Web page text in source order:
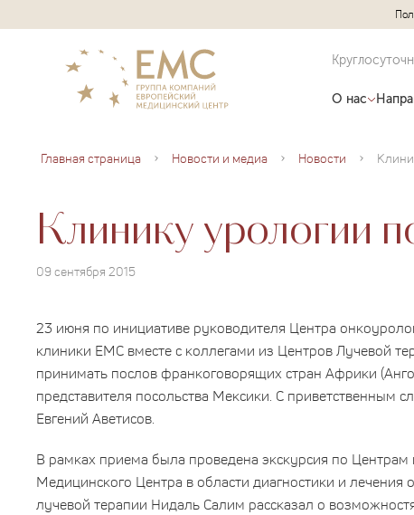
О нас
Главная страница Новости и медиа Новости
Клинику урологии
09 сентября 2015
23 июня по инициативе руководителя Центра
клиники EMC вместе с коллегами из Центров Лучевой
принимать послов франкоговорящих стран Африки
представителя посольства Мексики. С приветственным
Евгений Аветисов.
В рамках приема была проведена экскурсия по
Медицинского Центра в области диагностики и
лучевой терапии Нидаль Салим рассказал о